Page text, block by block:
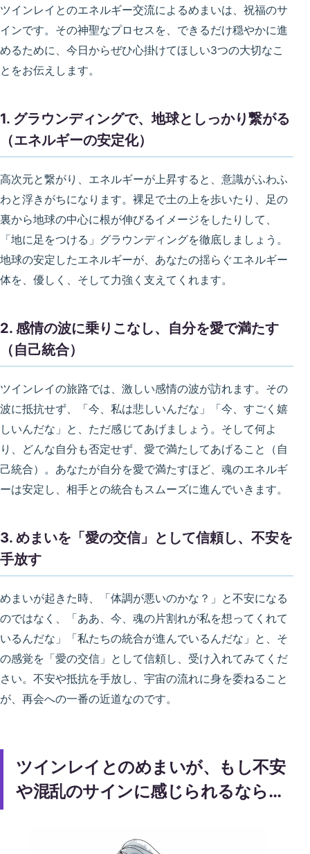
ツインレイとのエネルギー交流によるめまいは、祝福のサ
インです。その神聖なプロセスを、できるだけ穏やかに進
めるために、今日からぜひ心掛けてほしい3つの大切なこ
とをお伝えします。
1. グラウンディングで、地球としっかり繋がる
（エネルギーの安定化）
高次元と繋がり、エネルギーが上昇すると、意識がふわふ
わと浮きがちになります。裸足で土の上を歩いたり、足の
裏から地球の中心に根が伸びるイメージをしたりして、
「地に足をつける」グラウンディングを徹底しましょう。
地球の安定したエネルギーが、あなたの揺らぐエネルギー
体を、優しく、そして力強く支えてくれます。
2. 感情の波に乗りこなし、自分を愛で満たす
（自己統合）
ツインレイの旅路では、激しい感情の波が訪れます。その
波に抵抗せず、「今、私は悲しいんだな」「今、すごく嬉
しいんだな」と、ただ感じてあげましょう。そして何よ
り、どんな自分も否定せず、愛で満たしてあげること（自
己統合）。あなたが自分を愛で満たすほど、魂のエネルギ
ーは安定し、相手との統合もスムーズに進んでいきます。
3. めまいを「愛の交信」として信頼し、不安を
手放す
めまいが起きた時、「体調が悪いのかな？」と不安になる
のではなく、「ああ、今、魂の片割れが私を想ってくれて
いるんだな」「私たちの統合が進んでいるんだな」と、そ
の感覚を「愛の交信」として信頼し、受け入れてみてくだ
さい。不安や抵抗を手放し、宇宙の流れに身を委ねること
が、再会への一番の近道なのです。
ツインレイとのめまいが、もし不安
や混乱のサインに感じられるなら…